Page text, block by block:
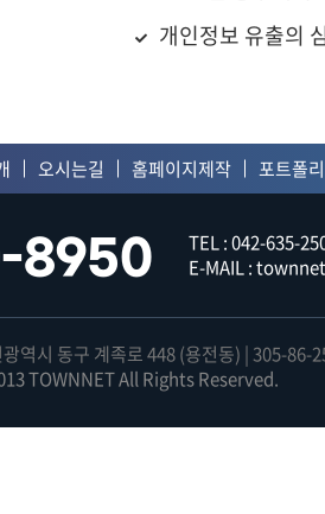
개인정보 유출의
오시는길 홈페이지제작 포트폴
8950
TEL : 042-635-
E-MAIL :
역시 동구 계족로 448 (용전동) | 305-86-
TOWNNET All Rights Reserved.